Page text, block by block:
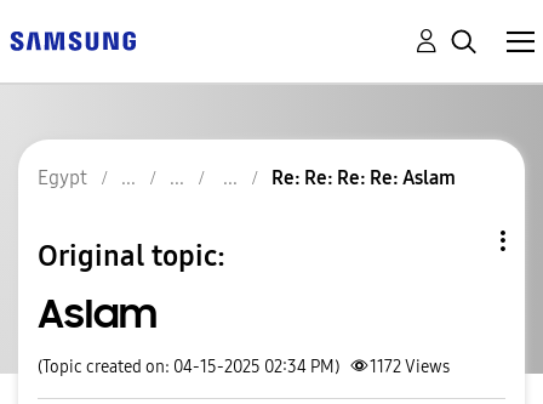
Egypt Re: Re: Re: Re: Aslam
Original topic:
Aslam
(Topic created on: 04-15-2025 02:34 PM) 1172Views